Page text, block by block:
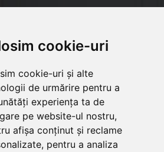
cookie-uri
cookie-uri și alte
de urmărire pentru a
experiența ta de
pe website-ul nostru,
afișa conținut și reclame
pentru a analiza